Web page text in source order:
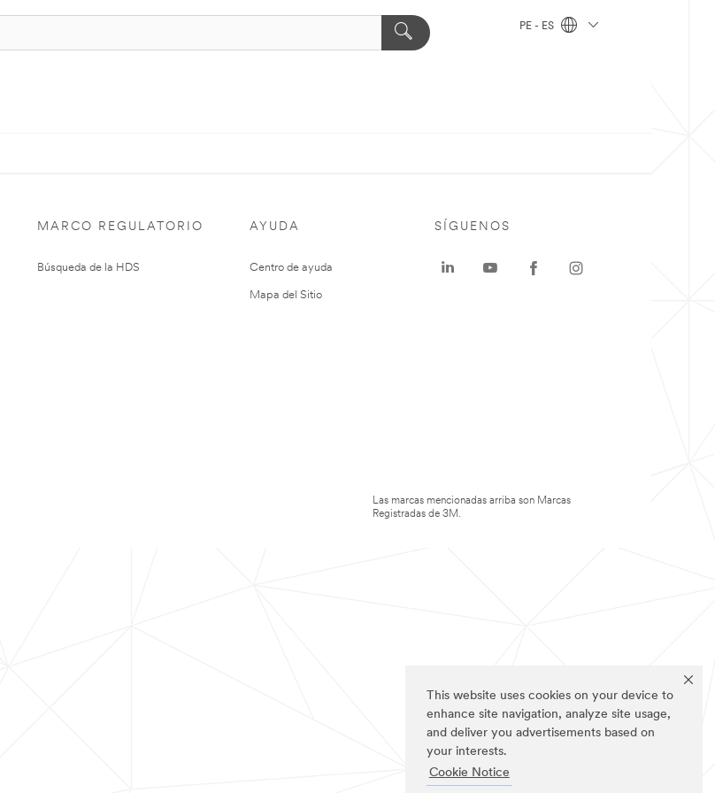
This website uses cookies on your device to
enhance site navigation, analyze site usage,
and deliver you advertisements based on
your interests.
Cookie Notice
PE - ES
MARCO REGULATORIO
Búsqueda de la HDS
AYUDA
Centro de ayuda
Mapa del Sitio
SÍGUENOS
Las marcas mencionadas arriba son Marcas
Registradas de 3M.